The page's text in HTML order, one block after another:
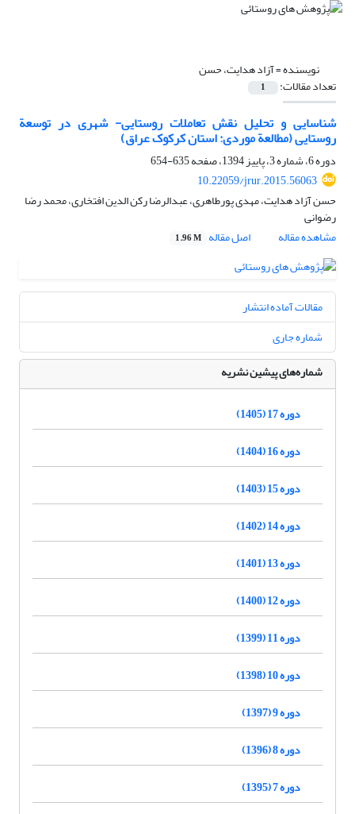
نویسنده =آزاد هدایت، حسن
تعداد مقالات: 1
شناسایی و تحلیل نقش تعاملات روستایی- شهری در توسعة
روستایی (مطالعة موردی: استان کرکوک عراق)
دوره 6، شماره 3، پاییز 1394، صفحه
635-654
10.22059/jrur.2015.56063
حسن آزاد هدایت، مهدی پورطاهری، عبدالرضا رکن الدین افتخاری، محمد رضا
رضوانی
مشاهده مقاله
اصل مقاله 1.96 M
مقالات آماده انتشار
شماره جاری
شماره‌های پیشین نشریه
دوره 17 (1405)
دوره 16 (1404)
دوره 15 (1403)
دوره 14 (1402)
دوره 13 (1401)
دوره 12 (1400)
دوره 11 (1399)
دوره 10 (1398)
دوره 9 (1397)
دوره 8 (1396)
دوره 7 (1395)